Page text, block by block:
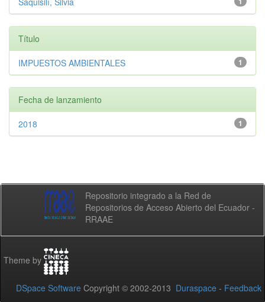
Título
1
IMPUESTOS AMBIENTALES
Fecha de lanzamiento
1
2018
Repositorio integrado a la Red de
Repositorios de Acceso Abierto del Ecuador -
RRAAE
Theme by
DSpace Software Copyright © 2002-2013 Duraspace - Feedback